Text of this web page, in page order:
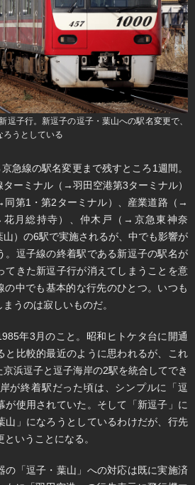
子行。新逗子の逗子・葉山への駅名変更で、
ろうとしている
急線の駅名変更まで残すところ1週間。
ーミナル（→羽田空港第3ターミナル）
第1・第2ターミナル）、産業道路（→
月総持寺）、仲木戸（→京急東神奈
）の6駅で実施されるが、中でも影響が
。逗子線の終着駅である新逗子の駅名が
てきた新逗子行が消えてしまうことを意
の中でも基本的な行先のひとつ。いつも
うのは寂しいものだ。
年3月のこと。昭和ヒトケタ台に開通
と比較的最近のように思われるが、これ
浜逗子と逗子海岸の2駅を統合してでき
が終着駅だった頃は、シンプルに「逗
が使用されていた。そして「新逗子」に
山」になろうとしているわけだが、行先
いうことになる。
の「逗子・葉山」への対応は既に実施済